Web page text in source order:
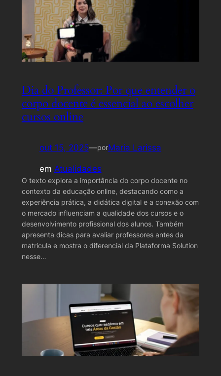
Dia do Professor: Por que entender o
corpo docente é essencial ao escolher
cursos online
out 15, 2025—porMaria Larissa
em Atualidades
O texto explora a importância do corpo docente no
contexto da educação online, destacando como a
experiência prática, a didática digital e a conexão com
o mercado influenciam a qualidade dos cursos e o
desenvolvimento profissional dos alunos. Também
apresenta dicas para avaliar professores antes da
matrícula e mostra o diferencial da Plataforma Solution
nesse…